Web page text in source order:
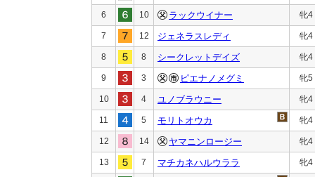
6 10 ラックウイナー 牝4
7 12 ジェネラスレディ 牝4
8 8 シークレットデイズ 牝4
9 3 ピエナノメグミ 牝5
10 4 ユノブラウニー 牝4
11 5 モリトオウカ 牝4
12 14 ヤマニンロージー 牝4
13 7 マチカネハルウララ 牝4